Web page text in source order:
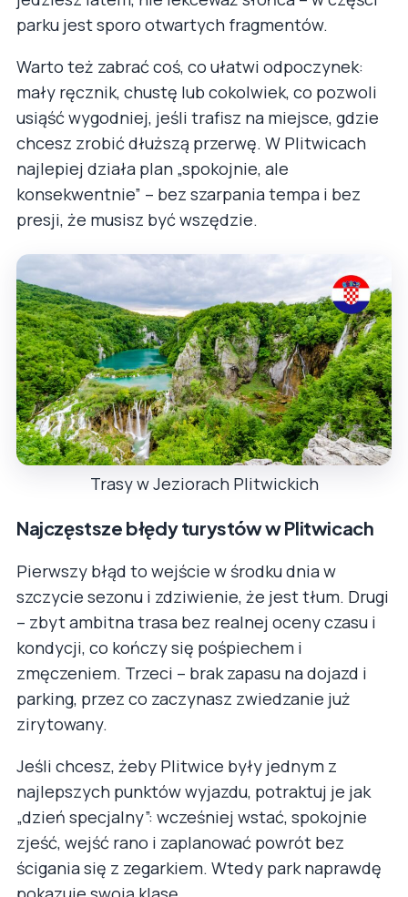
parku jest sporo otwartych fragmentów.
Warto też zabrać coś, co ułatwi odpoczynek:
mały ręcznik, chustę lub cokolwiek, co pozwoli
usiąść wygodniej, jeśli trafisz na miejsce, gdzie
chcesz zrobić dłuższą przerwę. W Plitwicach
najlepiej działa plan „spokojnie, ale
konsekwentnie” – bez szarpania tempa i bez
presji, że musisz być wszędzie.
Trasy w Jeziorach Plitwickich
Najczęstsze błędy turystów w Plitwicach
Pierwszy błąd to wejście w środku dnia w
szczycie sezonu i zdziwienie, że jest tłum. Drugi
– zbyt ambitna trasa bez realnej oceny czasu i
kondycji, co kończy się pośpiechem i
zmęczeniem. Trzeci – brak zapasu na dojazd i
parking, przez co zaczynasz zwiedzanie już
zirytowany.
Jeśli chcesz, żeby Plitwice były jednym z
najlepszych punktów wyjazdu, potraktuj je jak
„dzień specjalny”: wcześniej wstać, spokojnie
zjeść, wejść rano i zaplanować powrót bez
ścigania się z zegarkiem. Wtedy park naprawdę